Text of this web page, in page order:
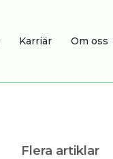
Karriär Om oss
Flera artiklar